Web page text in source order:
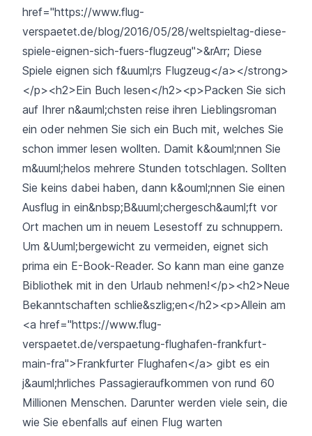
href="https://www.flug-
verspaetet.de/blog/2016/05/28/weltspieltag-diese-
spiele-eignen-sich-fuers-flugzeug">&rArr; Diese
Spiele eignen sich f&uuml;rs Flugzeug</a></strong>
</p><h2>Ein Buch lesen</h2><p>Packen Sie sich
auf Ihrer n&auml;chsten reise ihren Lieblingsroman
ein oder nehmen Sie sich ein Buch mit, welches Sie
schon immer lesen wollten. Damit k&ouml;nnen Sie
m&uuml;helos mehrere Stunden totschlagen. Sollten
Sie keins dabei haben, dann k&ouml;nnen Sie einen
Ausflug in ein&nbsp;B&uuml;chergesch&auml;ft vor
Ort machen um in neuem Lesestoff zu schnuppern.
Um &Uuml;bergewicht zu vermeiden, eignet sich
prima ein E-Book-Reader. So kann man eine ganze
Bibliothek mit in den Urlaub nehmen!</p><h2>Neue
Bekanntschaften schlie&szlig;en</h2><p>Allein am
<a href="https://www.flug-
verspaetet.de/verspaetung-flughafen-frankfurt-
main-fra">Frankfurter Flughafen</a> gibt es ein
j&auml;hrliches Passagieraufkommen von rund 60
Millionen Menschen. Darunter werden viele sein, die
wie Sie ebenfalls auf einen Flug warten